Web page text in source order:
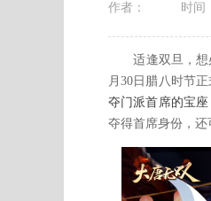
作者： 时间
适逢双旦，想必
月30日腊八时节
夺门派首席的宝
夺得首席身份，